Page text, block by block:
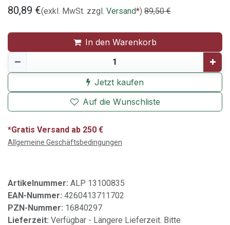
80,89 €(exkl. MwSt. zzgl. Versand*) 89,50€
In den Warenkorb
Jetzt kaufen
Auf die Wunschliste
*Gratis Versand ab 250 €
Allgemeine Geschäftsbedingungen
Artikelnummer: ALP 13100835
EAN-Nummer: 4260413711702
PZN-Nummer: 16840297
Lieferzeit: Verfügbar - Längere Lieferzeit. Bitte